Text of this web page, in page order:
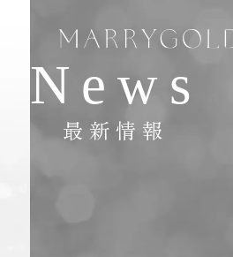
News
最新情報